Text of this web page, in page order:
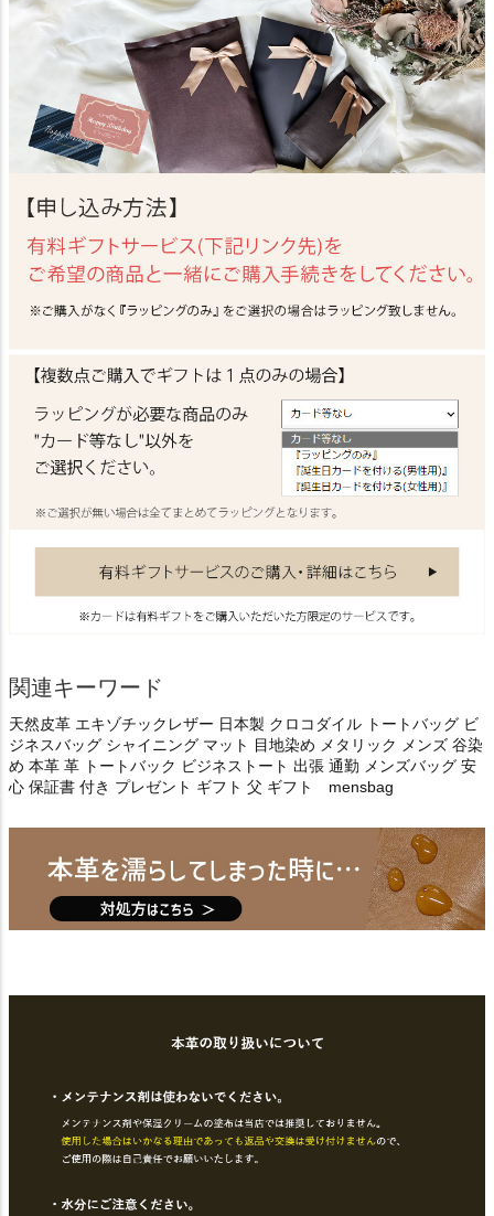
関連キーワード
天然皮革 エキゾチックレザー 日本製 クロコダイル トートバッグ ビ
ジネスバッグ シャイニング マット 目地染め メタリック メンズ 谷染
め 本革 革 トートバック ビジネストート 出張 通勤 メンズバッグ 安
心 保証書 付き プレゼント ギフト 父 ギフト mensbag